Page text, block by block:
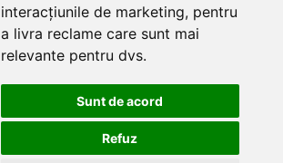
interacțiunile de marketing, pentru
a livra reclame care sunt mai
relevante pentru dvs.
Sunt de acord
Refuz